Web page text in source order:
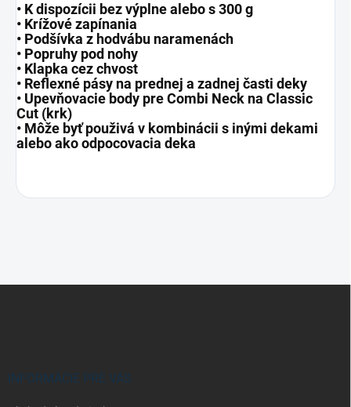
• K dispozícii bez výplne alebo s 300 g
• Krížové zapínania
• Podšívka z hodvábu naramenách
• Popruhy pod nohy
• Klapka cez chvost
• Reflexné pásy na prednej a zadnej časti deky
• Upevňovacie body pre Combi Neck na Classic
Cut (krk)
• Môže byť použivá v kombinácii s inými dekami
alebo ako odpocovacia deka
INFORMÁCIE PRE VÁS